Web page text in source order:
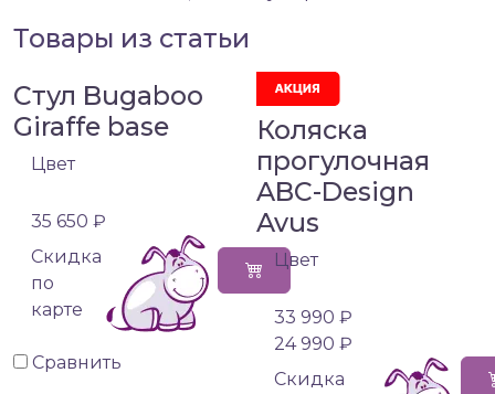
Товары из статьи
Стул Bugaboo
Giraffe base
Цвет
35 650 ₽
Cкидка
по
карте
Сравнить
Коляска
прогулочная
ABC-Design
Avus
Цвет
33 990 ₽
24 990 ₽
Cкидка